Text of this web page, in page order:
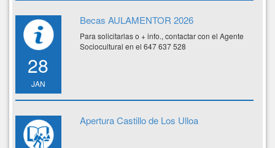
28
JAN
Becas AULAMENTOR 2026
Para solicitarlas o + info., contactar con el Agente
Sociocultural en el 647 637 528
Apertura Castillo de Los Ulloa